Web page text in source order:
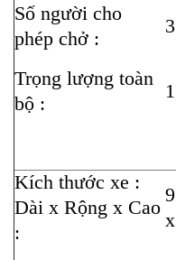
Số người cho
phép chở :
3
Trọng lượng toàn
bộ :
Kích thước xe :
Dài x Rộng x Cao
: